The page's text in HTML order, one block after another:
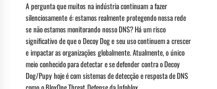
A pergunta que muitos na indústria continuam a fazer
silenciosamente é: estamos realmente protegendo nossa rede
se não estamos monitorando nosso DNS? Há um risco
significativo de que o Decoy Dog e seu uso continuem a crescer
e impactar as organizações globalmente. Atualmente, o único
meio conhecido para detectar e se defender contra o Decoy
Dog/Pupy hoje é com sistemas de detecção e resposta de DNS